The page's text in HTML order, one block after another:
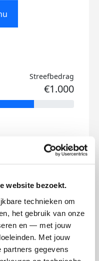
website bezoekt.
technieken om
het gebruik van onze
en — met jouw
Met jouw
partners gegevens
Streefbedrag
€1.000